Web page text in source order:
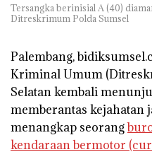
Tersangka berinisial A (40)
Ditreskrimum Polda Sumsel
Palembang,
Kriminal Umum
Selatan kembali
memberantas kejahatan
menangkap seorang
kendaraan bermotor